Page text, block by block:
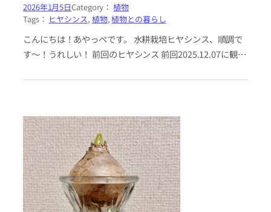
2026年1月5日Category：植物
Tags： ヒヤシンス, 植物, 植物との暮らし
こんにちは！あやっぺです。 水耕栽培ヒヤシンス、順調で
す〜！うれしい！ 前回のヒヤシンス 前回2025.12.07に観察
た。 今…